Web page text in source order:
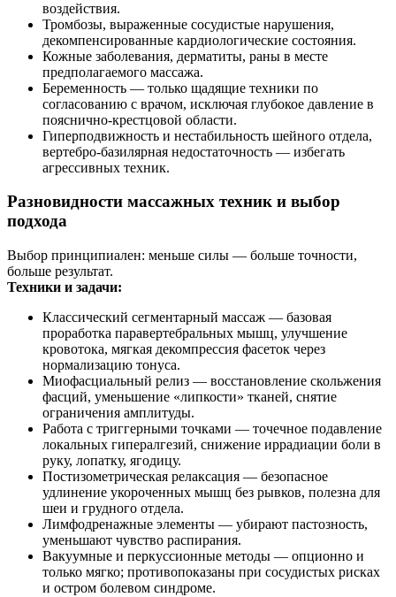
воздействия.
Тромбозы, выраженные сосудистые нарушения,
декомпенсированные кардиологические состояния.
Кожные заболевания, дерматиты, раны в месте
предполагаемого массажа.
Беременность — только щадящие техники по
согласованию с врачом, исключая глубокое давление в
пояснично-крестцовой области.
Гиперподвижность и нестабильность шейного отдела,
вертебро-базилярная недостаточность — избегать
агрессивных техник.
Разновидности массажных техник и выбор
подхода
Выбор принципиален: меньше силы — больше точности,
больше результат.
Техники и задачи:
Классический сегментарный массаж — базовая
проработка паравертебральных мышц, улучшение
кровотока, мягкая декомпрессия фасеток через
нормализацию тонуса.
Миофасциальный релиз — восстановление скольжения
фасций, уменьшение «липкости» тканей, снятие
ограничения амплитуды.
Работа с триггерными точками — точечное подавление
локальных гипералгезий, снижение иррадиации боли в
руку, лопатку, ягодицу.
Постизометрическая релаксация — безопасное
удлинение укороченных мышц без рывков, полезна для
шеи и грудного отдела.
Лимфодренажные элементы — убирают пастозность,
уменьшают чувство распирания.
Вакуумные и перкуссионные методы — опционно и
только мягко; противопоказаны при сосудистых рисках
и остром болевом синдроме.